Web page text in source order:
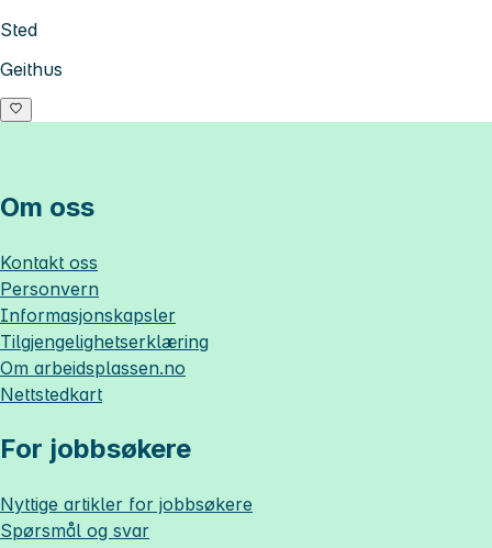
Sted
Geithus
Om oss
Kontakt oss
Personvern
Informasjonskapsler
Tilgjengelighetserklæring
Om arbeidsplassen.no
Nettstedkart
For jobbsøkere
Nyttige artikler for jobbsøkere
Spørsmål og svar